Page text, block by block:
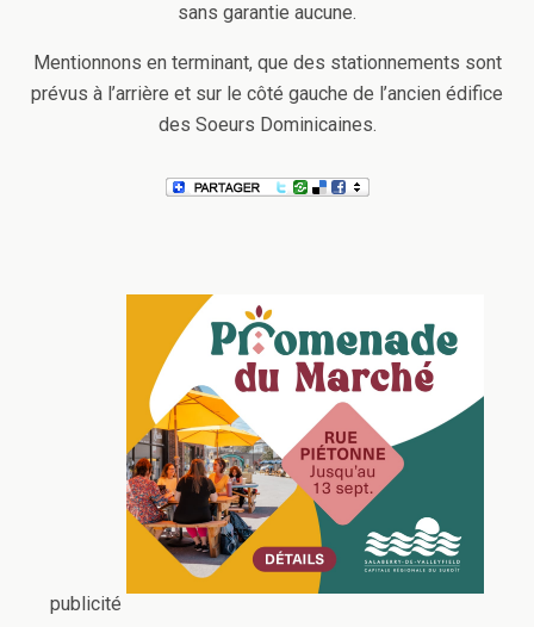
sans garantie aucune.
Mentionnons en terminant, que des stationnements sont
prévus à l’arrière et sur le côté gauche de l’ancien édifice
des Soeurs Dominicaines.
publicité